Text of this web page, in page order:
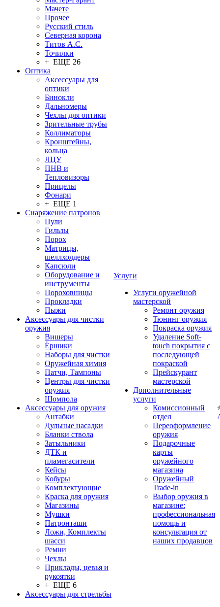
Мачете
Прочее
Русский стиль
Северная корона
Титов А.С.
Точилки
+ ЕЩЕ 26
Оптика
Аксессуары для
оптики
Бинокли
Дальномеры
Чехлы для оптики
Зрительные трубы
Коллиматоры
Кронштейны,
кольца
ЛЦУ
ПНВ и
Тепловизоры
Прицелы
Фонари
+ ЕЩЕ 1
Снаряжение патронов
Пули
Гильзы
Порох
Матрицы,
шеллхолдеры
Капсюли
Оборудование и
инструменты
Пороховницы
Прокладки
Пыжи
Аксессуары для чистки
оружия
Вишеры
Ёршики
Наборы для чистки
Оружейная химия
Патчи, Тампоны
Центры для чистки
оружия
Шомпола
Аксессуары для оружия
Антабки
Дульные насадки
Бланки ствола
Затыльники
ДТК и
пламегасители
Кейсы
Кобуры
Комплектующие
Краска для оружия
Магазины
Мушки
Патронташи
Ложи, Комплекты
шасси
Ремни
Чехлы
Приклады, цевья и
рукоятки
+ ЕЩЕ 6
Аксессуары для стрельбы
Услуги
Услуги оружейной
мастерской
Ремонт оружия
Тюнинг оружия
Покраска оружия
Удаление Soft-
touch покрытия с
последующей
покраской
Прейскурант
мастерской
Дополнительные
услуги
Комиссионный
отдел
Переоформление
оружия
Подарочные
карты
оружейного
магазина
Оружейный
Trade-in
Выбор оружия в
магазине:
профессиональная
помощь и
консультация от
наших продавцов